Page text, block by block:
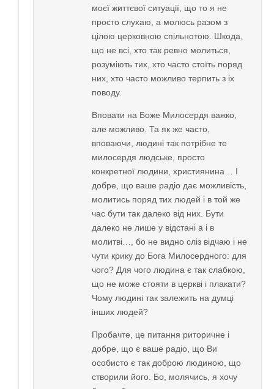
моєї життєвої ситуації, що то я не
просто слухаю, а молюсь разом з
цілою церковною спільнотою. Шкода,
що не всі, хто так ревно молиться,
розуміють тих, хто часто стоїть поряд
них, хто часто можливо терпить з іх
поводу.
Вповати на Боже Милосердя важко,
але можливо. Та як же часто,
вповаючи, людині так потрібне те
милосердя людське, просто
конкретної людини, християнина… І
добре, що ваше радіо дає можливість,
молитись поряд тих людей і в той же
час бути так далеко від них. Бути
далеко не лише у відстані а і в
молитві…, бо не видно сліз відчаю і не
чути крику до Бога Милосердного: для
чого? Для чого людина є так слабкою,
що не може стояти в церкві і плакати?
Чому людині так залежить на думці
інших людей?
Пробачте, це питання риторичне і
добре, що є ваше радіо, що Ви
особисто є так доброю людиною, що
створили його. Бо, молячись, я хочу